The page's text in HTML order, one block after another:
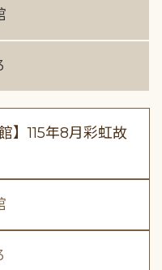
】115年8月彩虹故